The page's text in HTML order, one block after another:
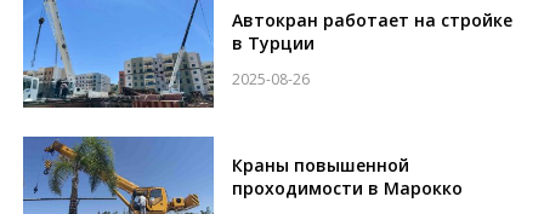
Автокран работает на стройке
в Турции
2025-08-26
Краны повышенной
проходимости в Марокко